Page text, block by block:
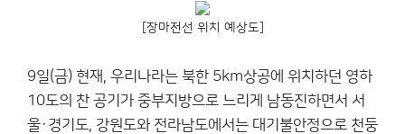
[장마전선 위치 예상도]
9일(금) 현재, 우리나라는 북한 5km상공에 위치하던 영하
10도의 찬 공기가 중부지방으로 느리게 남동진하면서 서
울·경기도, 강원도와 전라남도에서는 대기불안정으로 천둥